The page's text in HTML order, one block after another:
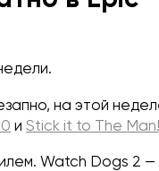
на этой
иStick it to The Man!
Watch Dogs 2 —